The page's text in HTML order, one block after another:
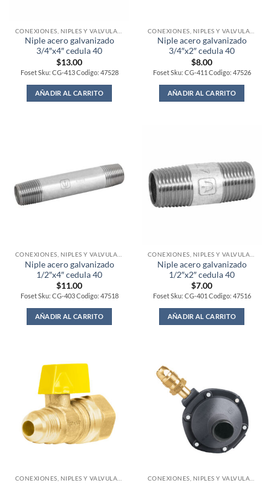
Niple acero galvanizado
3/4″x4″ cedula 40
$13.00
Foset Sku: CG-413 Codigo: 47528
AÑADIR AL CARRITO
Niple acero galvanizado
3/4″x2″ cedula 40
$8.00
Foset Sku: CG-411 Codigo: 47526
AÑADIR AL CARRITO
Niple acero galvanizado
1/2″x4″ cedula 40
$11.00
Foset Sku: CG-403 Codigo: 47518
AÑADIR AL CARRITO
Niple acero galvanizado
1/2″x2″ cedula 40
$7.00
Foset Sku: CG-401 Codigo: 47516
AÑADIR AL CARRITO